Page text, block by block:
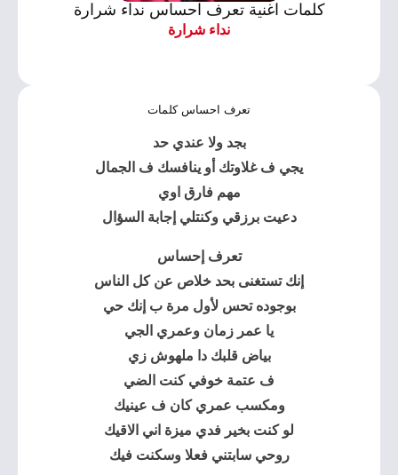
كلمات اغنية تعرف احساس نداء شرارة
نداء شرارة
تعرف احساس كلمات
بجد ولا عندي حد
يجي ف غلاوتك أو ينافسك ف الجمال
مهم فارق اوي
دعيت برزقي وكنتلي إجابة السؤال
تعرف إحساس
إنك تستغنى بحد خلاص عن كل الناس
بوجوده تحس لأول مرة ب إنك حي
يا عمر زمان وعمري الجي
بياض قلبك دا ملهوش زي
ف عتمة خوفي كنت الضي
ومكسب عمري كان ف عينيك
لو كنت بخير فدي ميزة اني الاقيك
روحي سابتني فعلا وسكنت فيك